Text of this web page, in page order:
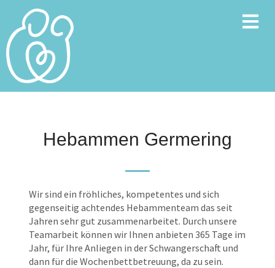
Hebammen Germering
Wir sind ein fröhliches, kompetentes und sich
gegenseitig achtendes Hebammenteam das seit
Jahren sehr gut zusammenarbeitet. Durch unsere
Teamarbeit können wir Ihnen anbieten 365 Tage im
Jahr, für Ihre Anliegen in der Schwangerschaft und
dann für die Wochenbettbetreuung, da zu sein.